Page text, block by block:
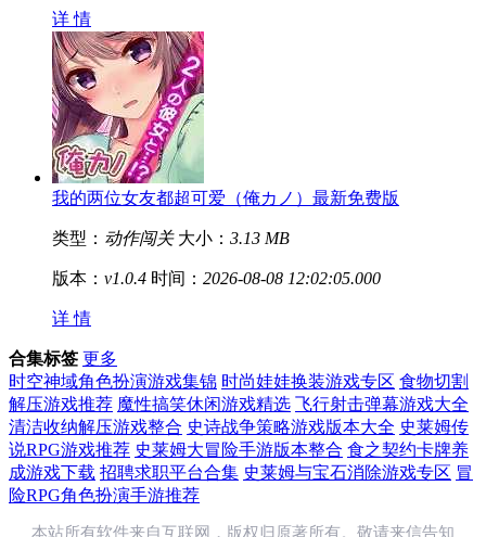
详 情
我的两位女友都超可爱（俺カノ）最新免费版
类型： 动作闯关 大小： 3.13 MB
版本： v1.0.4 时间： 2026-08-08 12:02:05.000
详 情
合集标签 更多
时空神域角色扮演游戏集锦 时尚娃娃换装游戏专区 食物切割
解压游戏推荐 魔性搞笑休闲游戏精选 飞行射击弹幕游戏大全
清洁收纳解压游戏整合 史诗战争策略游戏版本大全 史莱姆传
说RPG游戏推荐 史莱姆大冒险手游版本整合 食之契约卡牌养
成游戏下载 招聘求职平台合集 史莱姆与宝石消除游戏专区 冒
险RPG角色扮演手游推荐
本站所有软件来自互联网，版权归原著所有。敬请来信告知